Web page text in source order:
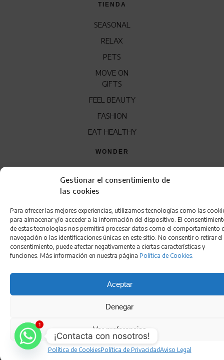
Gestionar el consentimiento de
las cookies
Para ofrecer las mejores experiencias, utilizamos tecnologías como las
para almacenar y/o acceder a la información del dispositivo. El
de estas tecnologías nos permitirá procesar datos como el comportamiento
navegación o las identificaciones únicas en este sitio. No consentir o retirar el
consentimiento, puede afectar negativamente a ciertas características y
funciones. Más información en nuestra página Política de Cookies.
Aceptar
Denegar
Ver preferencias
Política de CookiesPolítica de PrivacidadAviso Legal
TIENDA
SEASONAL
RELAX
PETS
MOVE ON
GIFTS
FEEL BEAUTY
FASHION
EAT HEALTHY
WONDER
CONTACTO
Aviso Legal•Política de Privacidad•Condiciones de
Gestión de Cookies•Política de Cookies
1
¡Contacta con nosotros!